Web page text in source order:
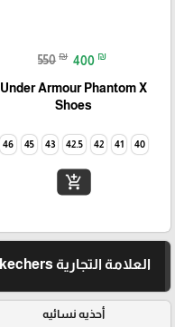
550 ₪ 400 ₪
Under Armour Phantom X
Shoes
40
41
42
42.5
43
45
46
add_shopping_cart
العلامة التجارية Skechers
أحذيه نسائيه